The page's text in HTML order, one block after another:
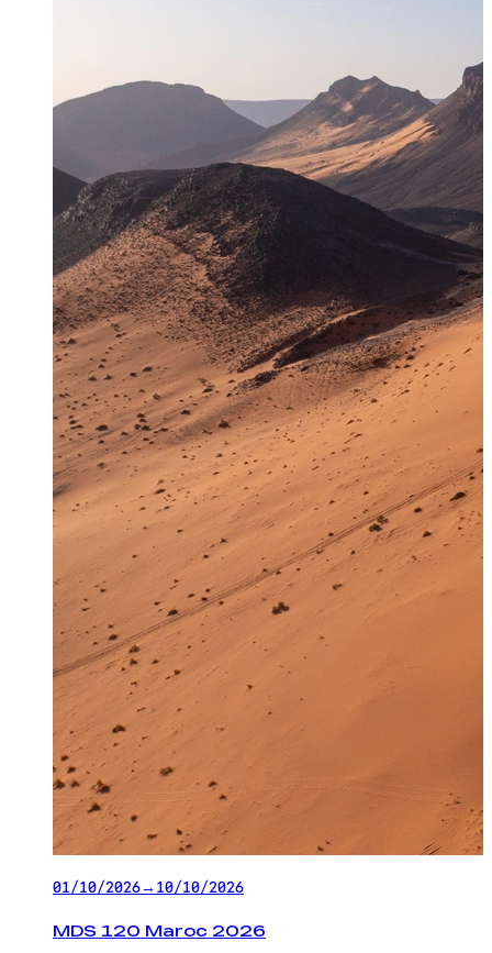
01/10/2026→ 10/10/2026
MDS 120 Maroc 2026